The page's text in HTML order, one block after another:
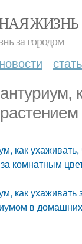
ЖИЗНЬ
за городом
новости
как
комнатным
как
в